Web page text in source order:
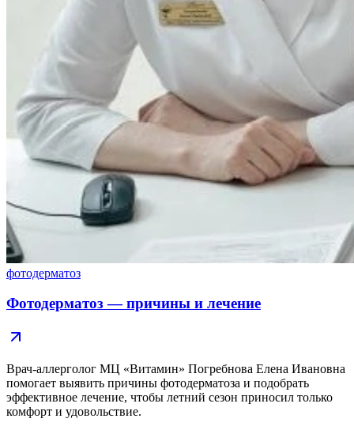
фотодерматоз
Фотодерматоз — причины и лечение
Врач-аллерголог МЦ «Витамин» Погребнова Елена Ивановна
помогает выявить причины фотодерматоза и подобрать
эффективное лечение, чтобы летний сезон приносил только
комфорт и удовольствие.